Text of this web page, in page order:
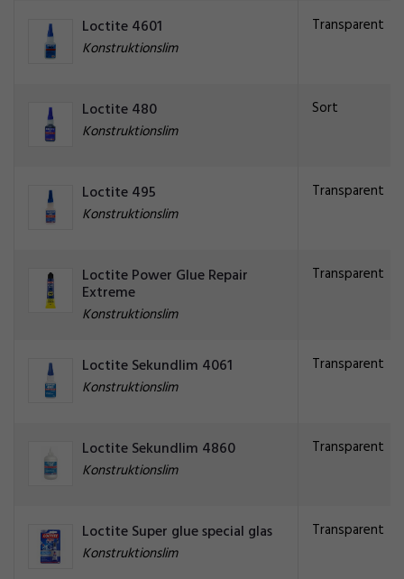
Loctite 4601
Konstruktionslim
Transparent
Loctite 480
Konstruktionslim
Sort
Loctite 495
Konstruktionslim
Transparent
Loctite Power Glue Repair
Extreme
Konstruktionslim
Transparent
Loctite Sekundlim 4061
Konstruktionslim
Transparent
Loctite Sekundlim 4860
Konstruktionslim
Transparent
Loctite Super glue special glas
Konstruktionslim
Transparent